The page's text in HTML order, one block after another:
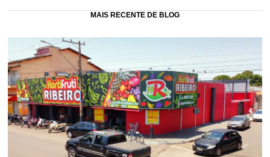
MAIS RECENTE DE BLOG